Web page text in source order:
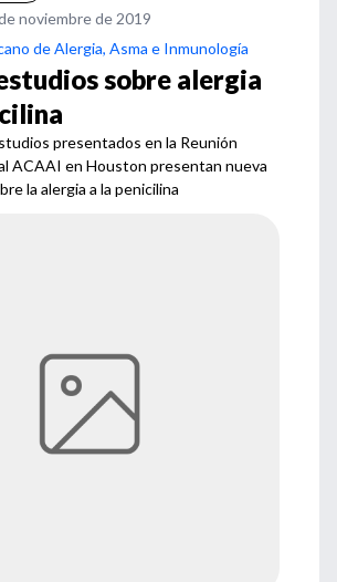
noviembre de 2019
de Alergia, Asma e Inmunología
sobre alergia
presentados en la Reunión
ACAAI en Houston presentan nueva
la alergia a la penicilina